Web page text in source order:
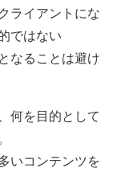
ライアントにな
ではない
なることは避け
何を目的として
いコンテンツを